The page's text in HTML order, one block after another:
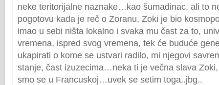
neke teritorijalne naznake…kao šumadinac, ali to
pogotovu kada je reč o Zoranu, Zoki je bio
imao u sebi ništa lokalno i svaka mu čast za to,
vremena, ispred svog vremena, tek će buduće
ukapirati o kome se ustvari radilo, mi njegovi
stanje, čast izuzecima…neka ti je večna slava
smo se u Francuskoj…uvek se setim toga..jbg..